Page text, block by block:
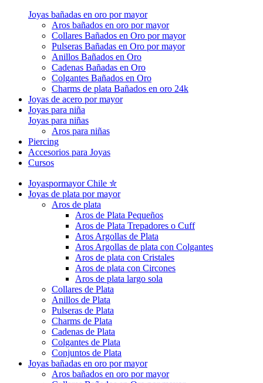
Joyas bañadas en oro por mayor
Aros bañados en oro por mayor
Collares Bañados en Oro por mayor
Pulseras Bañadas en Oro por mayor
Anillos Bañados en Oro
Cadenas Bañadas en Oro
Colgantes Bañados en Oro
Charms de plata Bañados en oro 24k
Joyas de acero por mayor
Joyas para niña
Joyas para niñas
Aros para niñas
Piercing
Accesorios para Joyas
Cursos
Joyaspormayor Chile ✮
Joyas de plata por mayor
Aros de plata
Aros de Plata Pequeños
Aros de Plata Trepadores o Cuff
Aros Argollas de Plata
Aros Argollas de plata con Colgantes
Aros de plata con Cristales
Aros de plata con Circones
Aros de plata largo sola
Collares de Plata
Anillos de Plata
Pulseras de Plata
Charms de Plata
Cadenas de Plata
Colgantes de Plata
Conjuntos de Plata
Joyas bañadas en oro por mayor
Aros bañados en oro por mayor